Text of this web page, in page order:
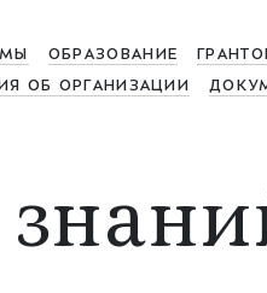
МЫ ОБРАЗОВАНИЕ
ОБ ОРГАНИЗАЦИИ